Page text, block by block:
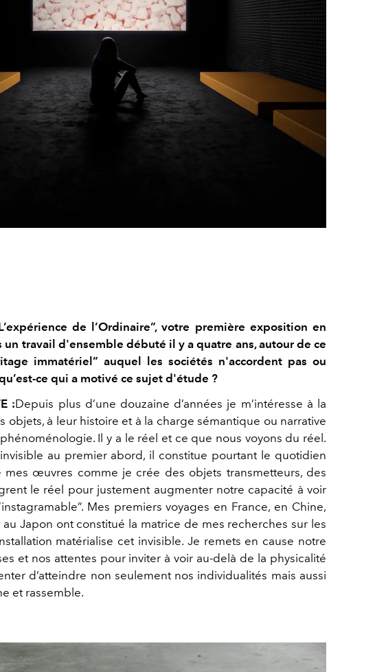
de l’Ordinaire”, votre première exposition en
un travail d'ensemble débuté il y a quatre ans, autour de ce
immatériel” auquel les sociétés n'accordent pas ou
ce qui a motivé ce sujet d'étude ?
:Depuis plus d’une douzaine d’années je m’intéresse à la
objets, à leur histoire et à la charge sémantique ou narrative
Il y a le réel et ce que nous voyons du réel.
invisible au premier abord, il constitue pourtant le quotidien
mes œuvres comme je crée des objets transmetteurs, des
le réel pour justement augmenter notre capacité à voir
Mes premiers voyages en France, en Chine,
au Japon ont constitué la matrice de mes recherches sur les
matérialise cet invisible. Je remets en cause notre
et nos attentes pour inviter à voir au-delà de la physicalité
d’atteindre non seulement nos individualités mais aussi
et rassemble.